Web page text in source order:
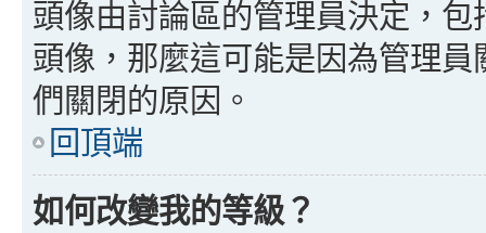
頭像由討論區的管理員決定，
頭像，那麼這可能是因為管理
們關閉的原因。
回頂端
如何改變我的等級？